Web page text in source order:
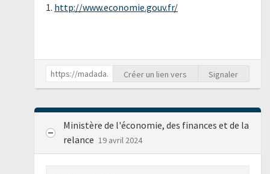
1. http://www.economie.gouv.fr/
Créer un lien vers Signaler
Ministère de l'économie, des finances et de la
relance 19 avril 2024